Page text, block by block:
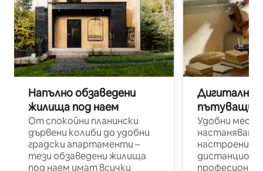
Напълно обзаведени
жилища под наем
От спокойни планински
дървени колиби до удобни
градски апартаменти –
тези обзаведени жилища
под наем имат всички
Дигитални
пътуващи
Удобни
настаняване
настроени и